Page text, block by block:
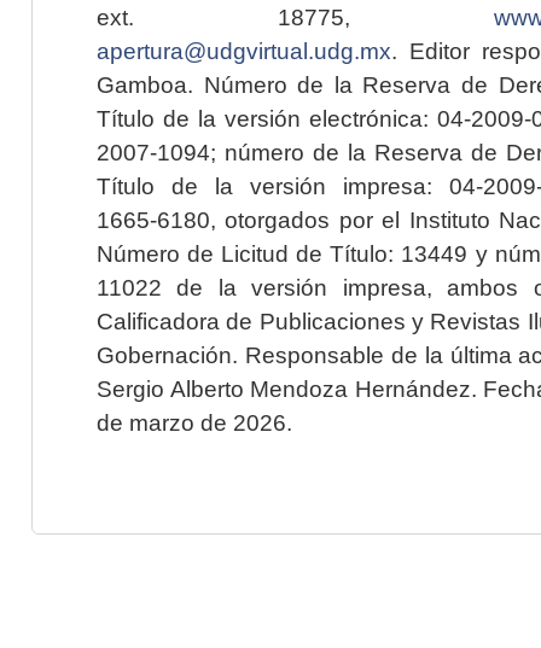
ext. 18775,
apertura@udgvirtual.udg.mx. Editor
Gamboa. Número de la Reserva de
Título de la versión electrónica: 04-2009-
2007-1094; número de la Reserva de
Título de la versión impresa: 04-2009-
1665-6180, otorgados por el Instituto
Número de Licitud de Título: 13449 y
11022 de la versión impresa, ambos
Calificadora de Publicaciones y Revistas
Gobernación. Responsable de la última
Sergio Alberto Mendoza Hernández.
de marzo de 2026.